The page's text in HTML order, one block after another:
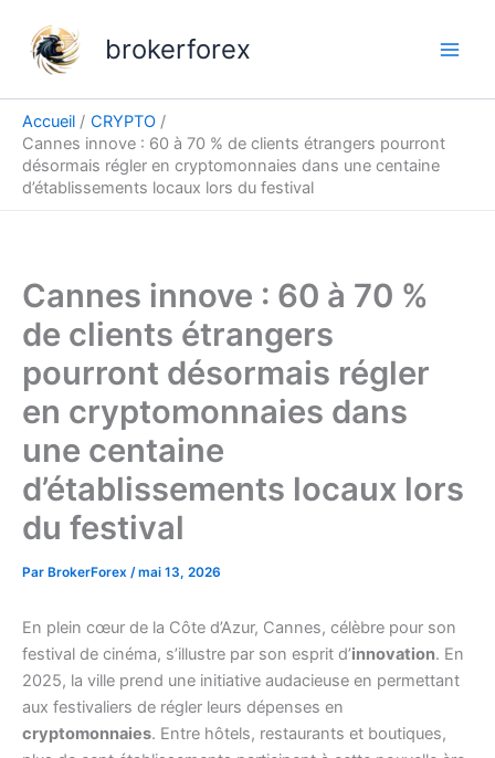
contenu
brokerforex
Accueil
CRYPTO
Cannes innove : 60 à 70 % de clients étrangers pourront
désormais régler en cryptomonnaies dans une centaine
d’établissements locaux lors du festival
Cannes innove : 60 à 70 %
de clients étrangers
pourront désormais régler
en cryptomonnaies dans
une centaine
d’établissements locaux lors
du festival
Par BrokerForex /mai 13, 2026
En plein cœur de la Côte d’Azur, Cannes, célèbre pour son
festival de cinéma, s’illustre par son esprit d’innovation. En
2025, la ville prend une initiative audacieuse en permettant
aux festivaliers de régler leurs dépenses en
cryptomonnaies. Entre hôtels, restaurants et boutiques,